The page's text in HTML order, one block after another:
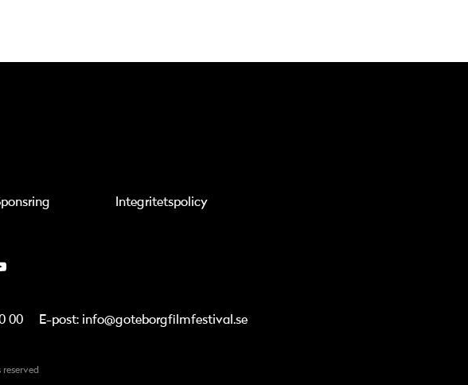
Integritetspolicy
00 E-post: info@goteborgfilmfestival.se